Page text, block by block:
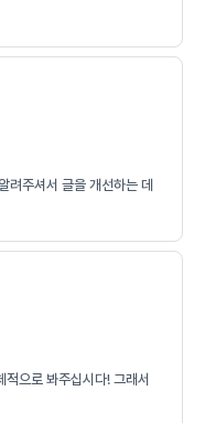
려주셔서 글을 개선하는 데
으로 봐주십시다! 그래서